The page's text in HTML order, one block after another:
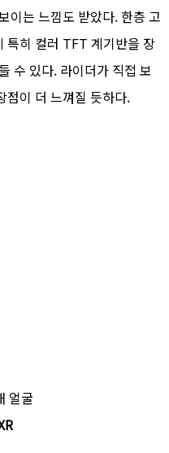
이는 느낌도 받았다. 한층 고
특히 컬러 TFT 계기반을 장
수 있다. 라이더가 직접 보
점이 더 느껴질 듯하다.
얼굴